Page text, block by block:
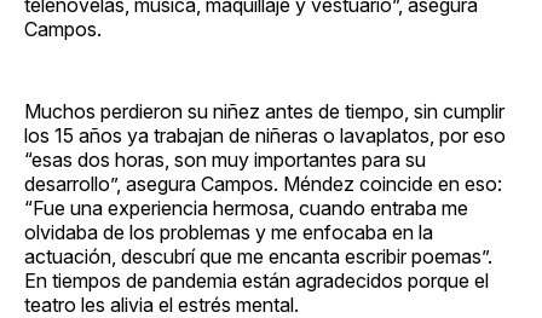
Campos.
Muchos perdieron su niñez antes de tiempo, sin cumplir
los 15 años ya trabajan de niñeras o lavaplatos, por eso
“esas dos horas, son muy importantes para su
desarrollo”, asegura Campos. Méndez coincide en eso:
“Fue una experiencia hermosa, cuando entraba me
olvidaba de los problemas y me enfocaba en la
actuación, descubrí que me encanta escribir poemas”.
En tiempos de pandemia están agradecidos porque el
teatro les alivia el estrés mental.